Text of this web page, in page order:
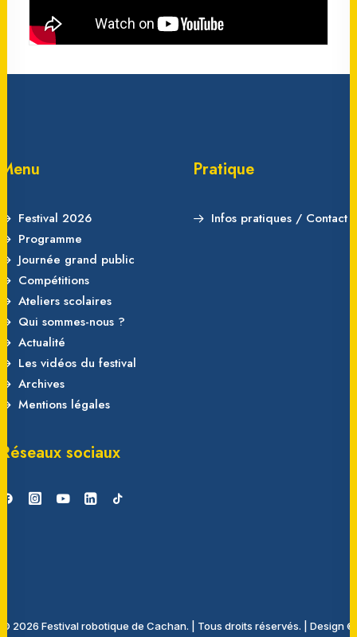
Menu
Festival 2026
Programme
Journée grand public
Compétitions
Ateliers scolaires
Qui sommes-nous ?
Actualité
Les vidéos du festival
Archives
Mentions légales
Pratique
Infos pratiques / Contact
Réseaux sociaux
© 2026 Festival robotique de Cachan. Tous droits réservés. Design ©